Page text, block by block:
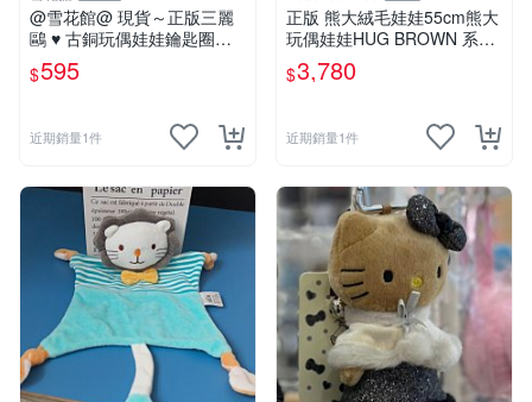
@雪花館@ 現貨～正版三麗
鷗 ♥ 古銅玩偶娃娃鑰匙圈掛
飾
$595
近期銷量1件
正版 熊大絨毛娃娃55cm熊大
玩偶娃娃HUG BROWN 系列
55公分韓國 line friends熊大
玩偶娃娃禮物生日
$3,780
近期銷量1件